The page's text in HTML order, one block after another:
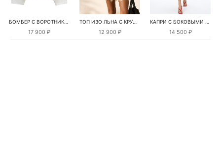
БОМБЕР С ВОРОТНИКОМ-СТОЙКОЙ
17 900 ₽
ТОП ИЗО ЛЬНА С КРУЖЕВОМ
12 900 ₽
КАПРИ С БОКОВЫМИ РАЗРЕЗАМИ
14 500 ₽